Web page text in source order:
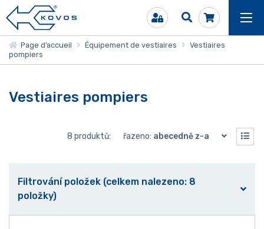
Page d’accueil Équipement de vestiaires
Vestiaires
pompiers
Vestiaires pompiers
8 produktů: řazeno: abecedně z-a
Filtrování položek (celkem nalezeno: 8
položky)